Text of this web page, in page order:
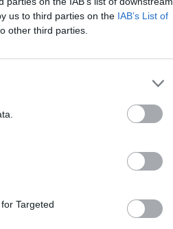
us to third parties on the IAB’s List of
other third parties.
Targeted
τη διάρκεια
αλλά
τη